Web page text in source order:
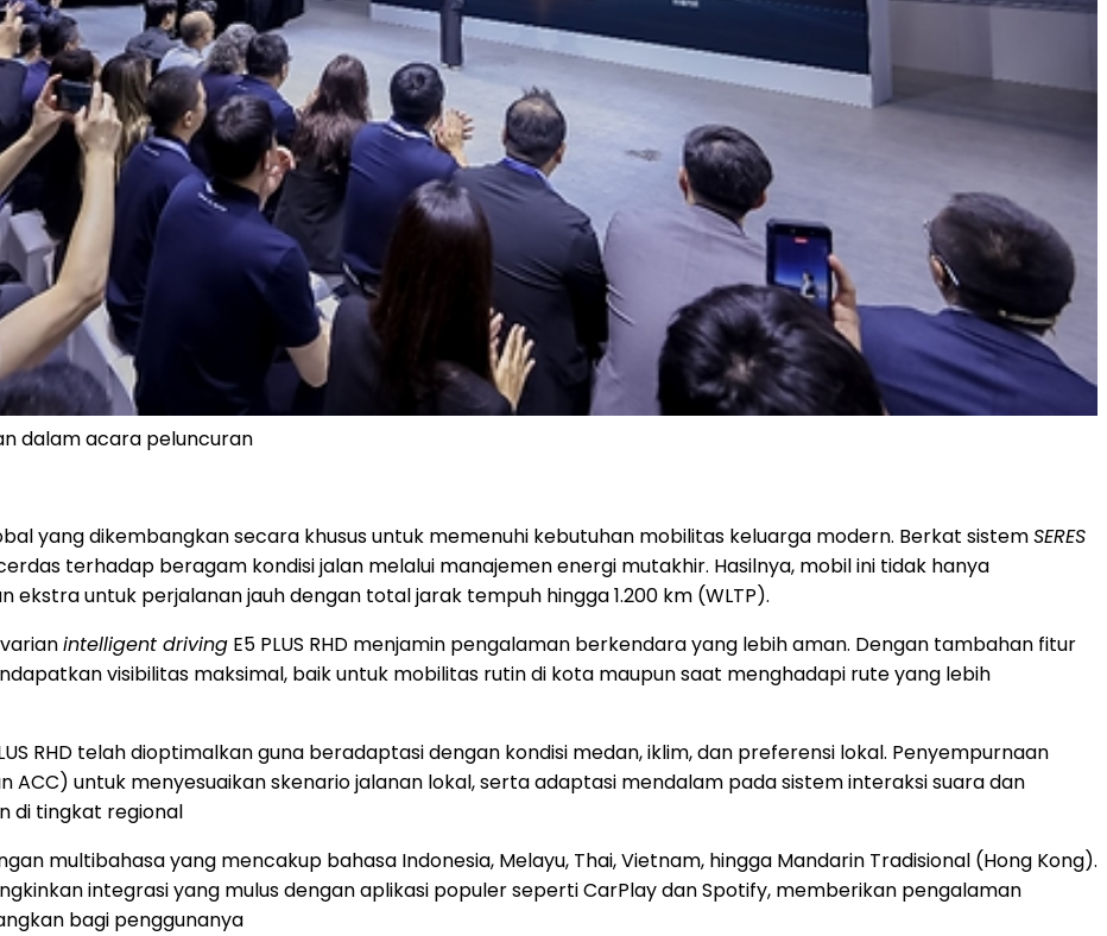
dalam acara peluncuran
yang dikembangkan secara khusus untuk memenuhi kebutuhan mobilitas keluarga modern. Berkat sistemSERES
terhadap beragam kondisi jalan melalui manajemen energi mutakhir. Hasilnya, mobil ini tidak hanya
untuk perjalanan jauh dengan total jarak tempuh hingga 1.200 km (WLTP).
intelligent driving E5 PLUS RHD menjamin pengalaman berkendara yang lebih aman. Dengan tambahan fitur
visibilitas maksimal, baik untuk mobilitas rutin di kota maupun saat menghadapi rute yang lebih
RHD telah dioptimalkan guna beradaptasi dengan kondisi medan, iklim, dan preferensi lokal. Penyempurnaan
ACC) untuk menyesuaikan skenario jalanan lokal, serta adaptasi mendalam pada sistem interaksi suara dan
di tingkat regional
multibahasa yang mencakup bahasa Indonesia, Melayu, Thai, Vietnam, hingga Mandarin Tradisional (Hong Kong).
integrasi yang mulus dengan aplikasi populer seperti CarPlay dan Spotify, memberikan pengalaman
bagi penggunanya